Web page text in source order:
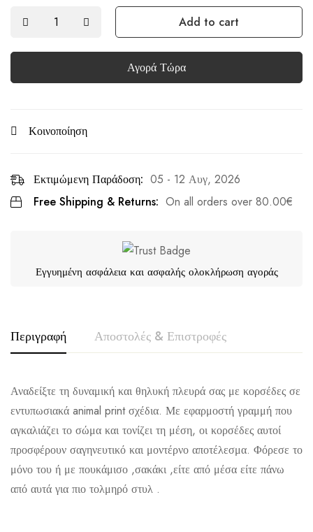
Add to cart
Αγορά Τώρα
Κοινοποίηση
Εκτιμώμενη Παράδοση: 05 - 12 Αυγ, 2026
Free Shipping & Returns: On all orders over 80.00€
Εγγυημένη ασφάλεια και ασφαλής ολοκλήρωση αγοράς
Περιγραφή Αποστολές & Επιστροφές
Αναδείξτε τη δυναμική και θηλυκή πλευρά σας με κορσέδες σε
εντυπωσιακά animal print σχέδια. Με εφαρμοστή γραμμή που
αγκαλιάζει το σώμα και τονίζει τη μέση, οι κορσέδες αυτοί
προσφέρουν σαγηνευτικό και μοντέρνο αποτέλεσμα. Φόρεσε το
μόνο του ή με πουκάμισο ,σακάκι ,είτε από μέσα είτε πάνω
από αυτά για πιο τολμηρό στυλ .
Αποστολή σε πόλη: 2,50€